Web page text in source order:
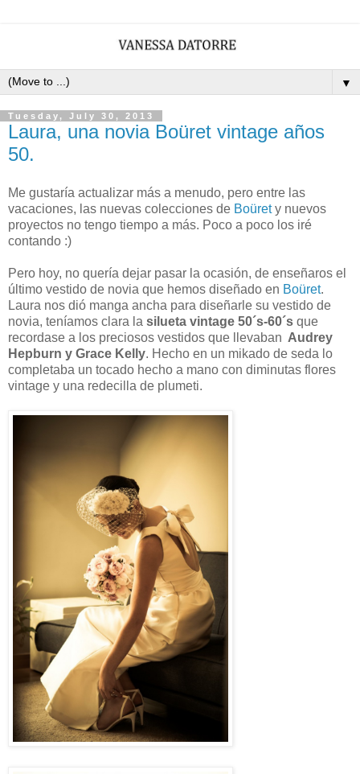
▼
Tuesday, July 30, 2013
Laura, una novia Boüret vintage años
50.
Me gustaría actualizar más a menudo, pero entre las
vacaciones, las nuevas colecciones de Boürety nuevos
proyectos no tengo tiempo a más. Poco a poco los iré
contando :)
Pero hoy, no quería dejar pasar la ocasión, de enseñaros el
último vestido de novia que hemos diseñado en Boüret.
Laura nos dió manga ancha para diseñarle su vestido de
novia, teníamos clara la silueta vintage 50´s-60´s que
recordase a los preciosos vestidos que llevaban Audrey
Hepburn y Grace Kelly. Hecho en un mikado de seda lo
completaba un tocado hecho a mano con diminutas flores
vintage y una redecilla de plumeti.